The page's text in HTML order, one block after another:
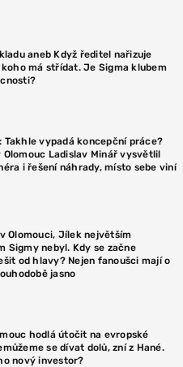
aneb Když ředitel nařizuje
má střídat. Je Sigma klubem
Takhle vypadá koncepční práce?
Olomouc Ladislav Minář vysvětlil
i řešení náhrady, místo sebe viní
Olomouci, Jílek největším
Sigmy nebyl. Kdy se začne
od hlavy? Nejen fanoušci mají o
jasno
hodlá útočit na evropské
se dívat dolů, zní z Hané.
nový investor?